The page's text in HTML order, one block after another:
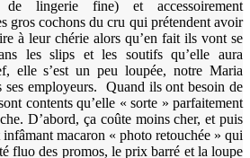
de lingerie fine) et accessoirement
gros cochons du cru qui prétendent avoir
à leur chérie alors qu’en fait ils vont se
les slips et les soutifs qu’elle aura
elle s’est un peu loupée, notre Maria
employeurs. Quand ils ont besoin de
contents qu’elle « sorte » parfaitement
D’abord, ça coûte moins cher, et puis
infâmant macaron « photo retouchée » qui
fluo des promos, le prix barré et la loupe